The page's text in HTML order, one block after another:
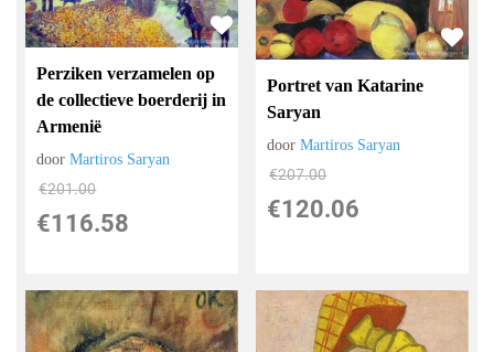
Perziken verzamelen op
de collectieve boerderij in
Armenië
doorMartiros Saryan
€201.00
€116.58
Portret van Katarine
Saryan
doorMartiros Saryan
€207.00
€120.06